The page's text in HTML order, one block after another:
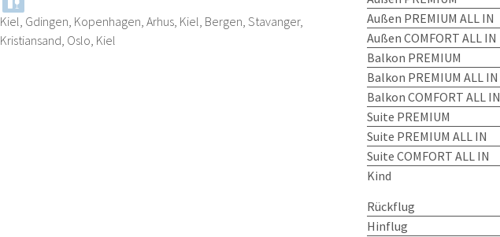
Kiel, Gdingen, Kopenhagen, Arhus, Kiel, Bergen, Stavanger,
Kristiansand, Oslo, Kiel
Außen PREMIUM ALL IN
Außen COMFORT ALL IN
Balkon PREMIUM
Balkon PREMIUM ALL IN
Balkon COMFORT ALL IN
Suite PREMIUM
Suite PREMIUM ALL IN
Suite COMFORT ALL IN
Kind
Rückflug
Hinflug